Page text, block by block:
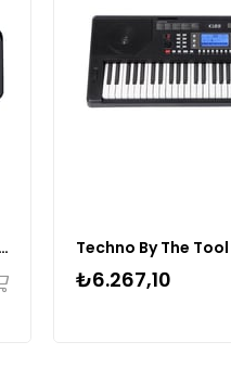
Casio Casiotone CT-S300 61 Tuşlu Org (Siyah)
₺6.267,10